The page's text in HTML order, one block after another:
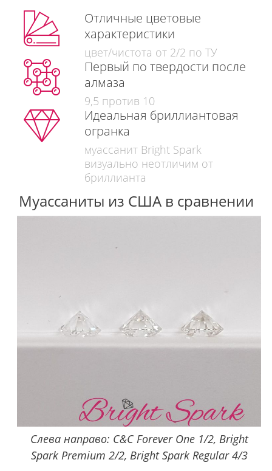
Отличные цветовые
характеристики
цвет/чистота от 2/2 по ТУ
Первый по твердости после
алмаза
9,5 против 10
Идеальная бриллиантовая
огранка
муассанит Bright Spark
визуально неотличим от
бриллианта
Муассаниты из США в сравнении
Слева направо: C&C Forever One 1/2, Bright
Spark Premium 2/2, Bright Spark Regular 4/3